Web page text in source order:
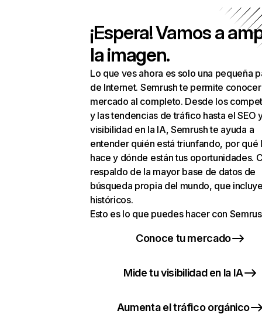
¡Espera! Vamos a
la imagen.
Lo que ves ahora es solo una pequeña
de Internet. Semrush te permite
mercado al completo. Desde los
y las tendencias de tráfico hasta el SEO
visibilidad en la IA, Semrush te ayuda a
entender quién está triunfando, por qué
hace y dónde están tus oportunidades.
respaldo de la mayor base de datos de
búsqueda propia del mundo, que
históricos.
Esto es lo que puedes hacer con
Conoce tu mercado
Mide tu visibilidad en la IA
Aumenta el tráfico orgánico